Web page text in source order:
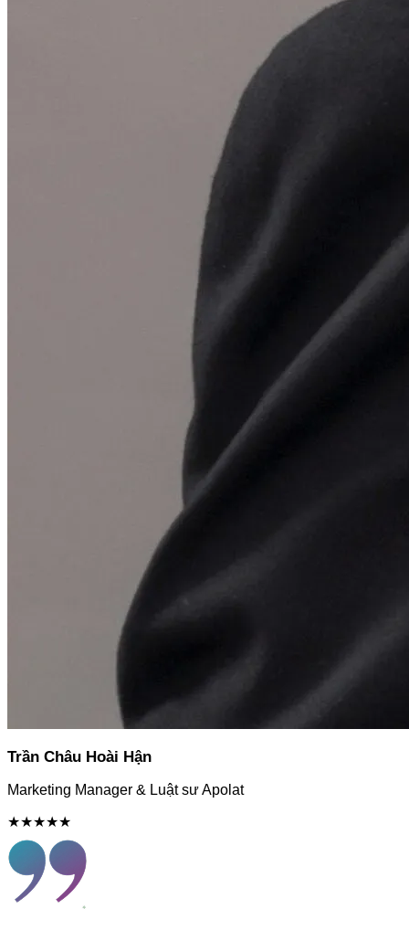
Trần Châu Hoài Hận
Marketing Manager & Luật sư Apolat
★★★★★